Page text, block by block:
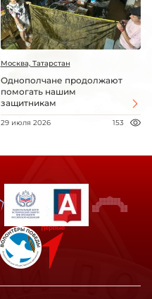
Москва, Татарстан
Однополчане продолжают
помогать нашим
защитникам
29 июля 2026 153